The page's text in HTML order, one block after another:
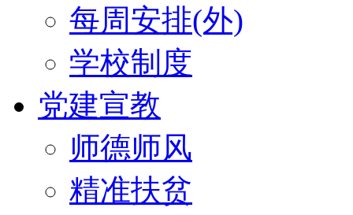
每周安排(外)
学校制度
党建宣教
师德师风
精准扶贫